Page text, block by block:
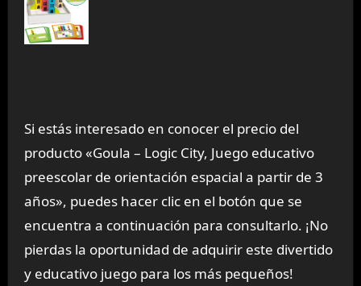
Si estás interesado en conocer el precio del
producto «Goula – Logic City, Juego educativo
preescolar de orientación espacial a partir de 3
años», puedes hacer clic en el botón que se
encuentra a continuación para consultarlo. ¡No
pierdas la oportunidad de adquirir este divertido
y educativo juego para los más pequeños!